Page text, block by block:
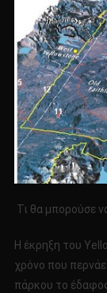
Τι θα μπορούσε
Η έκρηξη του
χρόνο που
πάρκου το